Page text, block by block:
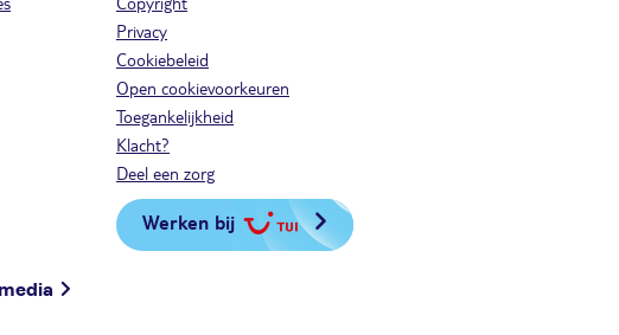
Privacy
Cookiebeleid
Open cookievoorkeuren
Toegankelijkheid
Klacht?
Deel een zorg
Werken bij